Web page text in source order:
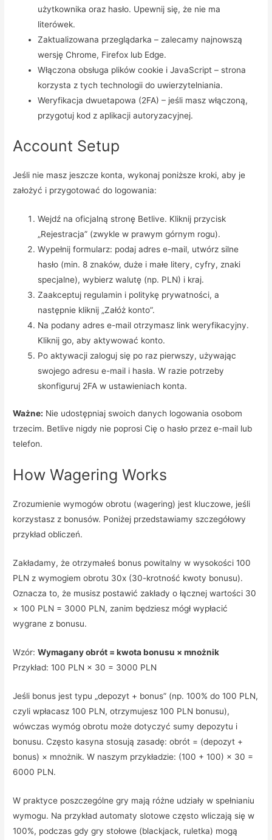
użytkownika oraz hasło. Upewnij się, że nie ma
literówek.
Zaktualizowana przeglądarka – zalecamy najnowszą
wersję Chrome, Firefox lub Edge.
Włączona obsługa plików cookie i JavaScript – strona
korzysta z tych technologii do uwierzytelniania.
Weryfikacja dwuetapowa (2FA) – jeśli masz włączoną,
przygotuj kod z aplikacji autoryzacyjnej.
Account Setup
Jeśli nie masz jeszcze konta, wykonaj poniższe kroki, aby je
założyć i przygotować do logowania:
Wejdź na oficjalną stronę Betlive. Kliknij przycisk
„Rejestracja” (zwykle w prawym górnym rogu).
Wypełnij formularz: podaj adres e-mail, utwórz silne
hasło (min. 8 znaków, duże i małe litery, cyfry, znaki
specjalne), wybierz walutę (np. PLN) i kraj.
Zaakceptuj regulamin i politykę prywatności, a
następnie kliknij „Załóż konto”.
Na podany adres e-mail otrzymasz link weryfikacyjny.
Kliknij go, aby aktywować konto.
Po aktywacji zaloguj się po raz pierwszy, używając
swojego adresu e-mail i hasła. W razie potrzeby
skonfiguruj 2FA w ustawieniach konta.
Ważne: Nie udostępniaj swoich danych logowania osobom
trzecim. Betlive nigdy nie poprosi Cię o hasło przez e-mail lub
telefon.
How Wagering Works
Zrozumienie wymogów obrotu (wagering) jest kluczowe, jeśli
korzystasz z bonusów. Poniżej przedstawiamy szczegółowy
przykład obliczeń.
Zakładamy, że otrzymałeś bonus powitalny w wysokości 100
PLN z wymogiem obrotu 30x (30-krotność kwoty bonusu).
Oznacza to, że musisz postawić zakłady o łącznej wartości 30
× 100 PLN = 3000 PLN, zanim będziesz mógł wypłacić
wygrane z bonusu.
Wzór:Wymagany obrót = kwota bonusu × mnożnik
Przykład: 100 PLN × 30 = 3000 PLN
Jeśli bonus jest typu „depozyt + bonus” (np. 100% do 100 PLN,
czyli wpłacasz 100 PLN, otrzymujesz 100 PLN bonusu),
wówczas wymóg obrotu może dotyczyć sumy depozytu i
bonusu. Często kasyna stosują zasadę: obrót = (depozyt +
bonus) × mnożnik. W naszym przykładzie: (100 + 100) × 30 =
6000 PLN.
W praktyce poszczególne gry mają różne udziały w spełnianiu
wymogu. Na przykład automaty slotowe często wliczają się w
100%, podczas gdy gry stołowe (blackjack, ruletka) mogą